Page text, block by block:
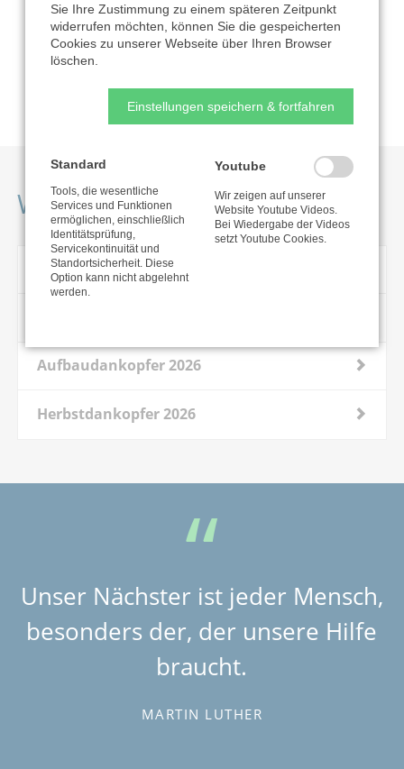
Zur Organisation
Weitere Projekte
allgemeine Verbandsarbeit
Aufbaudankopfer 2026
Herbstdankopfer 2026
Unser Nächster ist jeder Mensch,
besonders der, der unsere Hilfe
braucht.
MARTIN LUTHER
Sie Ihre Zustimmung zu einem späteren Zeitpunkt
widerrufen möchten, können Sie die gespeicherten
Cookies zu unserer Webseite über Ihren Browser
löschen.
Einstellungen speichern & fortfahren
Standard
Tools, die wesentliche
Services und Funktionen
ermöglichen, einschließlich
Identitätsprüfung,
Servicekontinuität und
Standortsicherheit. Diese
Option kann nicht abgelehnt
werden.
Youtube
Wir zeigen auf unserer
Website Youtube Videos.
Bei Wiedergabe der Videos
setzt Youtube Cookies.